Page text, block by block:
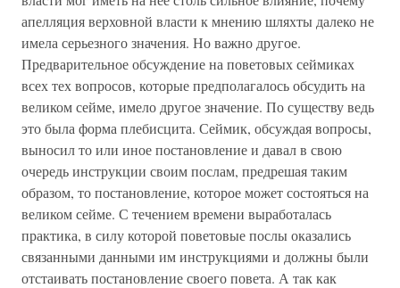
апелляция верховной власти к мнению шляхты далеко не
имела серьезного значения. Но важно другое.
Предварительное обсуждение на поветовых сеймиках
всех тех вопросов, которые предполагалось обсудить на
великом сейме, имело другое значение. По существу ведь
это была форма плебисцита. Сеймик, обсуждая вопросы,
выносил то или иное постановление и давал в свою
очередь инструкции своим послам, предрешая таким
образом, то постановление, которое может состояться на
великом сейме. С течением времени выработалась
практика, в силу которой поветовые послы оказались
связанными данными им инструкциями и должны были
отстаивать постановление своего повета. А так как